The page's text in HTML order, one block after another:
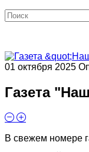
01 октября 2025
Газета
В свежем номере